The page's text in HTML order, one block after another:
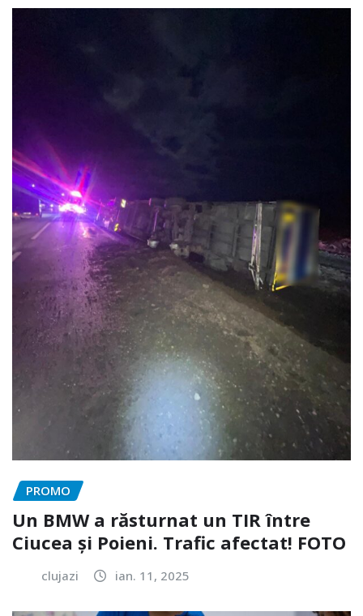
PROMO
Un BMW a răsturnat un TIR între
Ciucea și Poieni. Trafic afectat! FOTO
clujazi ian. 11, 2025